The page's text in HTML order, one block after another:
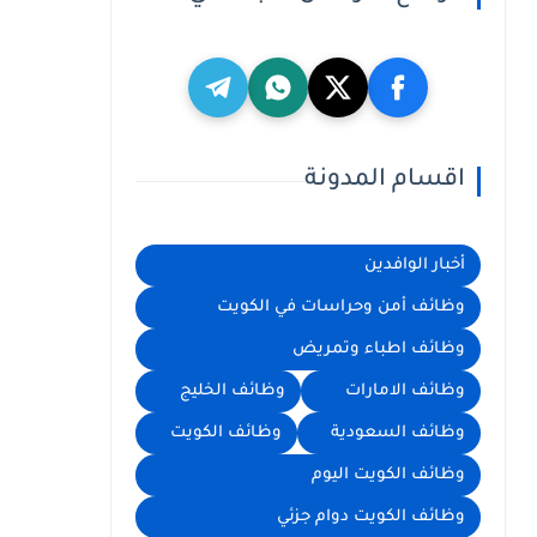
اقسام المدونة
أخبار الوافدين
وظائف أمن وحراسات في الكويت
وظائف اطباء وتمريض
وظائف الامارات وظائف الخليج
وظائف السعودية وظائف الكويت
وظائف الكويت اليوم
وظائف الكويت دوام جزئي